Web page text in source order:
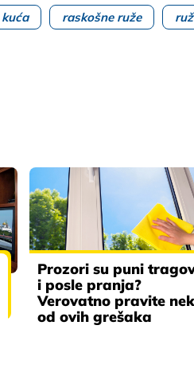
kuća raskošne ruže
Prozori su puni
i posle pranja?
Verovatno pravite
od ovih grešaka